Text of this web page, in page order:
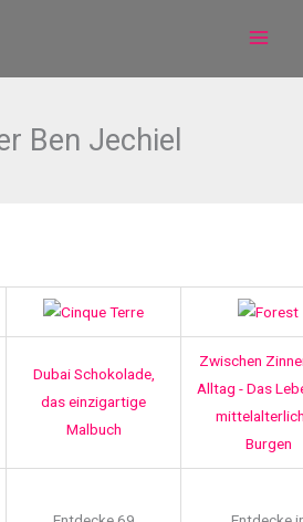
Ben Jechiel
Dubai Schokolade,
das einzigartige
Malbuch
Zwischen
Alltag - Das
Burgen